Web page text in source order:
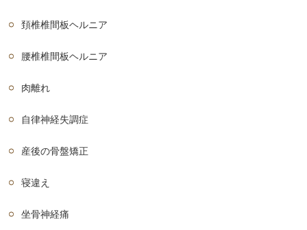
頚椎椎間板ヘルニア
腰椎椎間板ヘルニア
肉離れ
自律神経失調症
産後の骨盤矯正
寝違え
坐骨神経痛